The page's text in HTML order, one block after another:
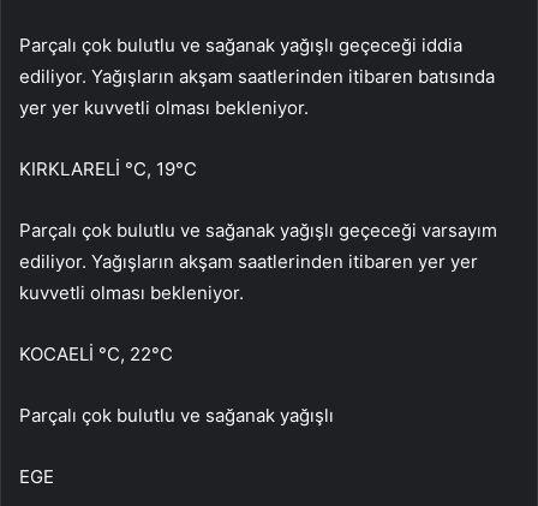
Parçalı çok bulutlu ve sağanak yağışlı geçeceği iddia
ediliyor. Yağışların akşam saatlerinden itibaren batısında
yer yer kuvvetli olması bekleniyor.
KIRKLARELİ °C, 19°C
Parçalı çok bulutlu ve sağanak yağışlı geçeceği varsayım
ediliyor. Yağışların akşam saatlerinden itibaren yer yer
kuvvetli olması bekleniyor.
KOCAELİ °C, 22°C
Parçalı çok bulutlu ve sağanak yağışlı
EGE